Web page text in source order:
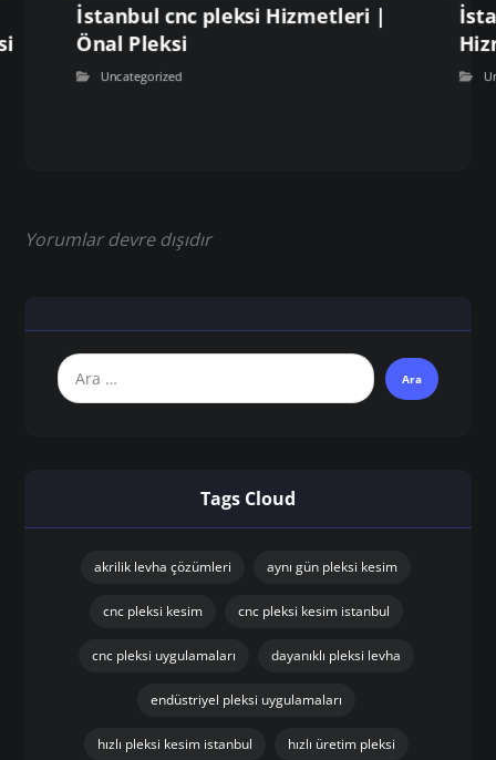
İstanbul cnc pleksi Hizmetleri |
Önal Pleksi
Uncategorized
Yorumlar devre dışıdır
Tags Cloud
akrilik levha çözümleri aynı gün pleksi kesim
cnc pleksi kesim cnc pleksi kesim istanbul
cnc pleksi uygulamaları dayanıklı pleksi levha
endüstriyel pleksi uygulamaları
hızlı pleksi kesim istanbul hızlı üretim pleksi